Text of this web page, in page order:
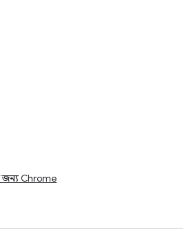
জন্য Chrome